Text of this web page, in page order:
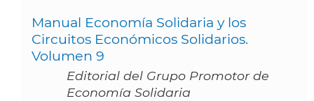
Manual Economía Solidaria y los
Circuitos Económicos Solidarios.
Volumen 9
Editorial del Grupo Promotor de
Economía Solidaria